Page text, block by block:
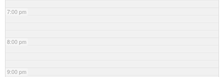
7:00 pm
8:00 pm
9:00 pm